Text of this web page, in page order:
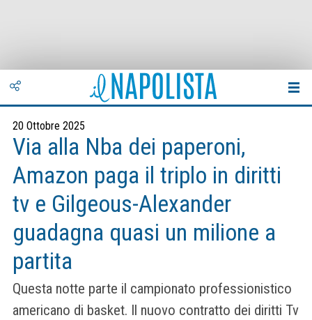
20 Ottobre 2025
Via alla Nba dei paperoni,
Amazon paga il triplo in diritti
tv e Gilgeous-Alexander
guadagna quasi un milione a
partita
Questa notte parte il campionato professionistico
americano di basket. Il nuovo contratto dei diritti Tv